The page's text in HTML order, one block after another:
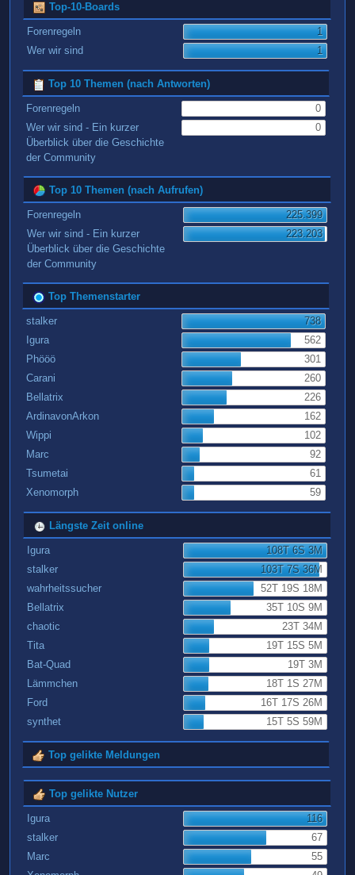
Top-10-Boards
Forenregeln
1
Wer wir sind
1
Top 10 Themen (nach Antworten)
Forenregeln
0
Wer wir sind - Ein kurzer
Überblick über die Geschichte
der Community
0
Top 10 Themen (nach Aufrufen)
Forenregeln
225.399
Wer wir sind - Ein kurzer
Überblick über die Geschichte
der Community
223.203
Top Themenstarter
stalker
738
Igura
562
Phööö
301
Carani
260
Bellatrix
226
ArdinavonArkon
162
Wippi
102
Marc
92
Tsumetai
61
Xenomorph
59
Längste Zeit online
Igura
108T 6S 3M
stalker
103T 7S 36M
wahrheitssucher
52T 19S 18M
Bellatrix
35T 10S 9M
chaotic
23T 34M
Tita
19T 15S 5M
Bat-Quad
19T 3M
Lämmchen
18T 1S 27M
Ford
16T 17S 26M
synthet
15T 5S 59M
Top gelikte Meldungen
Top gelikte Nutzer
Igura
116
stalker
67
Marc
55